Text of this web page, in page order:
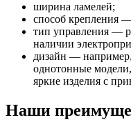
ширина ламелей;
способ крепления
тип управления —
наличии
дизайн —
однотонные
яркие изделия с
Наши